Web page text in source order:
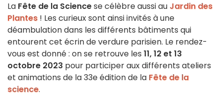
La Fête de la Sciencese célèbre aussi au Jardin des
Plantes ! Les curieux sont ainsi invités à une
déambulation dans les différents bâtiments qui
entourent cet écrin de verdure parisien. Le rendez-
vous est donné : on se retrouve les 11, 12 et 13
octobre 2023 pour participer aux différents ateliers
et animations de la 33e édition de la Fête de la
science.